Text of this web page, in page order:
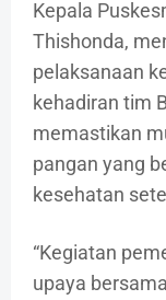
Kepala
Thishonda,
pelaksanaan
kehadiran tim
memastikan
pangan yang
kesehatan
“Kegiatan
upaya